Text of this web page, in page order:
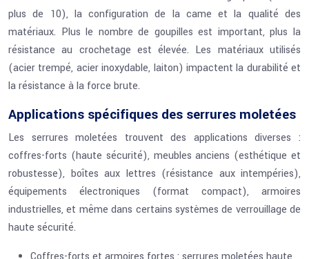
plus de 10), la configuration de la came et la qualité des
matériaux. Plus le nombre de goupilles est important, plus la
résistance au crochetage est élevée. Les matériaux utilisés
(acier trempé, acier inoxydable, laiton) impactent la durabilité et
la résistance à la force brute.
Applications spécifiques des serrures moletées
Les serrures moletées trouvent des applications diverses :
coffres-forts (haute sécurité), meubles anciens (esthétique et
robustesse), boîtes aux lettres (résistance aux intempéries),
équipements électroniques (format compact), armoires
industrielles, et même dans certains systèmes de verrouillage de
haute sécurité.